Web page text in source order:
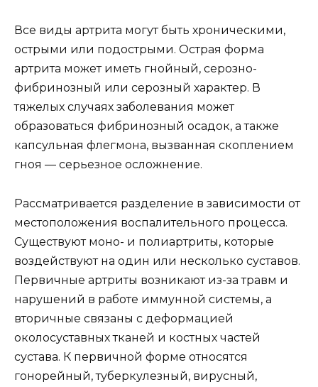
Все виды артрита могут быть хроническими,
острыми или подострыми. Острая форма
артрита может иметь гнойный, серозно-
фибринозный или серозный характер. В
тяжелых случаях заболевания может
образоваться фибринозный осадок, а также
капсульная флегмона, вызванная скоплением
гноя — серьезное осложнение.
Рассматривается разделение в зависимости от
местоположения воспалительного процесса.
Существуют моно- и полиартриты, которые
воздействуют на один или несколько суставов.
Первичные артриты возникают из-за травм и
нарушений в работе иммунной системы, а
вторичные связаны с деформацией
околосуставных тканей и костных частей
сустава. К первичной форме относятся
гонорейный, туберкулезный, вирусный,